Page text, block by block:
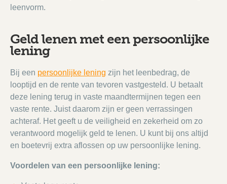
leenvorm.
Geld lenen met een persoonlijke
lening
Bij een persoonlijke lening zijn het leenbedrag, de
looptijd en de rente van tevoren vastgesteld. U betaalt
deze lening terug in vaste maandtermijnen tegen een
vaste rente. Juist daarom zijn er geen verrassingen
achteraf. Het geeft u de veiligheid en zekerheid om zo
verantwoord mogelijk geld te lenen. U kunt bij ons altijd
en boetevrij extra aflossen op uw persoonlijke lening.
Voordelen van een persoonlijke lening: